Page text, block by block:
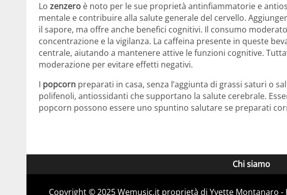
Lo zenzero è noto per le sue proprietà antinfiammatorie e
mentale e contribuire alla salute generale del cervello.
il sapore, ma offre anche benefici cognitivi. Il consumo
concentrazione e la vigilanza. La caffeina presente in queste
centrale, aiutando a mantenere attive le funzioni cognitive.
moderazione per evitare effetti negativi.
I popcorn preparati in casa, senza l’aggiunta di grassi saturi o
polifenoli, antiossidanti che supportano la salute cerebrale.
popcorn possono essere uno spuntino salutare se preparati
Chi siamo
Copyright © 2025 Wemusic.it proprietà di Yvette Montanaro